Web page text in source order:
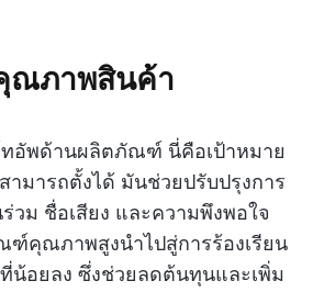
ณภาพสินค้า
อัพด้านผลิตภัณฑ์ นี่คือเป้าหมาย
มารถตั้งได้ มันช่วยปรับปรุงการ
วม ชื่อเสียง และความพึงพอใจ
ฑ์คุณภาพสูงนำไปสู่การร้องเรียน
น้อยลง ซึ่งช่วยลดต้นทุนและเพิ่ม